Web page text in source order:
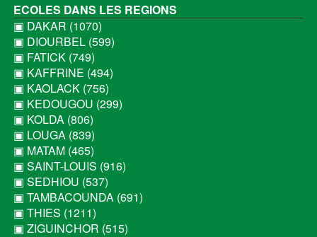
ECOLES DANS LES REGIONS
▣ DAKAR (1070)
▣ DIOURBEL (599)
▣ FATICK (749)
▣ KAFFRINE (494)
▣ KAOLACK (756)
▣ KEDOUGOU (299)
▣ KOLDA (806)
▣ LOUGA (839)
▣ MATAM (465)
▣ SAINT-LOUIS (916)
▣ SEDHIOU (537)
▣ TAMBACOUNDA (691)
▣ THIES (1211)
▣ ZIGUINCHOR (515)